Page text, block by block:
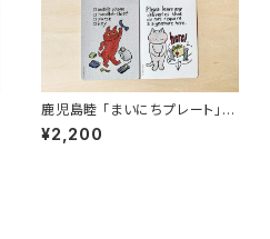
鹿児島睦 「まいにちプレート」5
種セット
¥2,200